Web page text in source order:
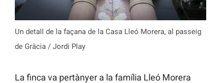
Un detall de la façana de la Casa Lleó Morera, al passeig
de Gràcia / Jordi Play
La finca va pertànyer a la família Lleó Morera